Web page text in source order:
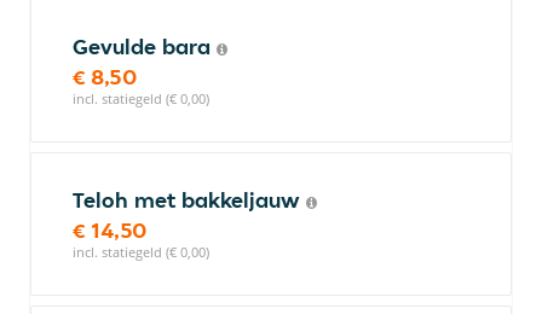
Gevulde bara
€ 8,50
incl. statiegeld (€ 0,00)
Teloh met bakkeljauw
€ 14,50
incl. statiegeld (€ 0,00)